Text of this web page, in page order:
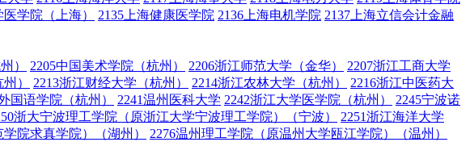
学院（上海） 2135上海健康医学院 2136上海电机学院 2137上海立信会计金融
） 2205中国美术学院（杭州） 2206浙江师范大学（金华）
2207浙江工商大学
） 2213浙江财经大学（杭州） 2214浙江农林大学（杭州）
2216浙江中医药大
国语学院（杭州） 2241温州医科大学 2242浙江大学医学院（杭州）
2245宁波诺
浙大宁波理工学院（原浙江大学宁波理工学院）（宁波）
2251浙江海洋大学
院求真学院）（湖州）
2276温州理工学院（原温州大学瓯江学院）（温州）